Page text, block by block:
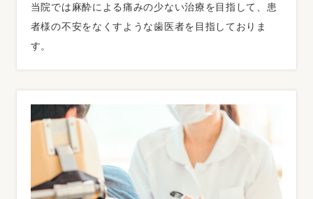
⋆クラウン・ブリッジ維持管理料
装着した冠（かぶせ物）やブリッジについて、２年間
の維持管理を行っています。
当院では麻酔による痛みの少ない治療を目指して、患
者様の不安をなくすような歯医者を目指しておりま
す。